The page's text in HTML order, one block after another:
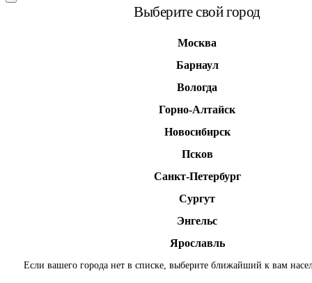
Выберите свой город
Москва
Барнаул
Вологда
Горно-Алтайск
Новосибирск
Псков
Санкт-Петербург
Сургут
Энгельс
Ярославль
Если вашего города нет в списке, выберите ближайший к вам